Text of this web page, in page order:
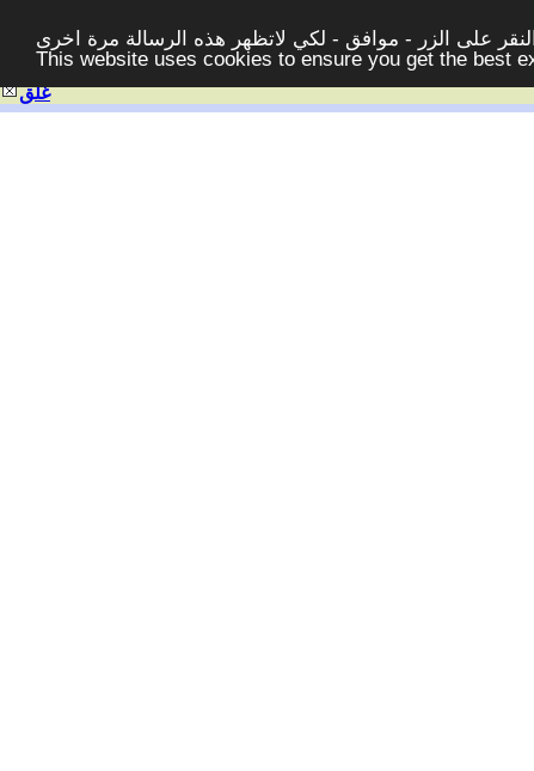
على الزر - موافق - لكي لاتظهر هذه الرسالة مرة اخرى -
This website uses cookies to ensure you get the best
غلق